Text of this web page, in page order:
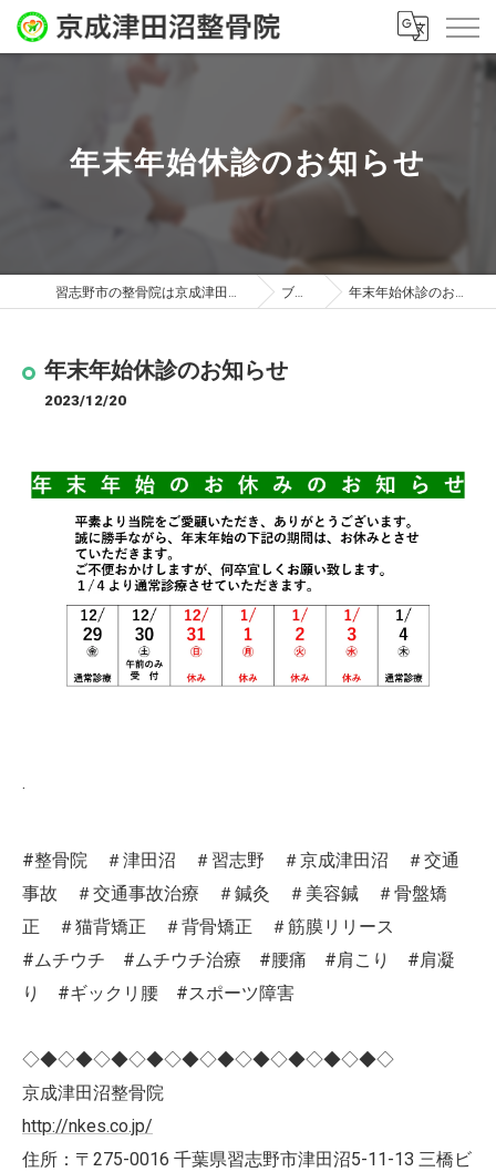
年末年始休診のお知らせ
習志野市の整骨院は京成津田沼整骨院 ブログ 年末年始休診のお知らせ
年末年始休診のお知らせ
2023/12/20
.
#整骨院 ＃津田沼 ＃習志野 ＃京成津田沼 ＃交通
事故 ＃交通事故治療 ＃鍼灸 ＃美容鍼 ＃骨盤矯
正 ＃猫背矯正 ＃背骨矯正 ＃筋膜リリース
#ムチウチ #ムチウチ治療 #腰痛 #肩こり #肩凝
り #ギックリ腰 #スポーツ障害
◇◆◇◆◇◆◇◆◇◆◇◆◇◆◇◆◇◆◇◆◇
京成津田沼整骨院
http://nkes.co.jp/
住所：〒275-0016 千葉県習志野市津田沼5-11-13 三橋ビ